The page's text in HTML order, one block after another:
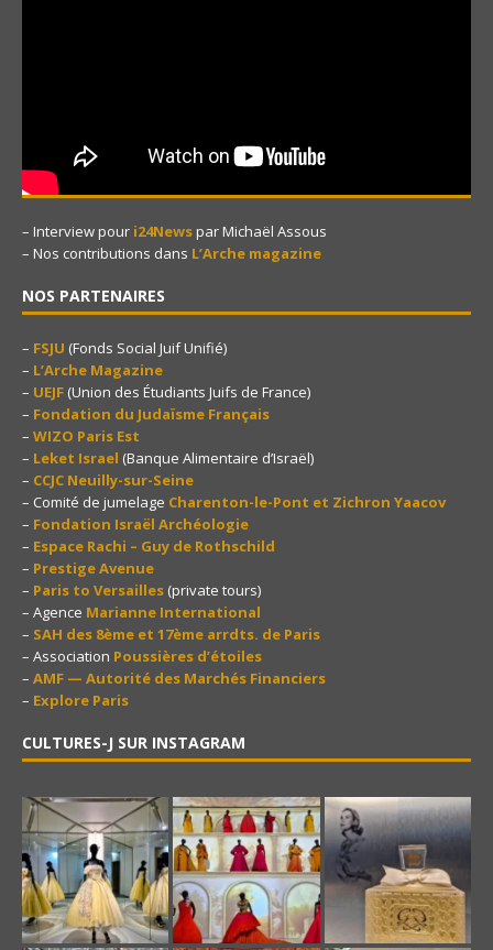
– Interview pour i24Newspar Michaël Assous
– Nos contributions dans L’Arche magazine
NOS PARTENAIRES
– FSJU (Fonds Social Juif Unifié)
– L’Arche Magazine
– UEJF (Union des Étudiants Juifs de France)
– Fondation du Judaïsme Français
– WIZO Paris Est
– Leket Israel (Banque Alimentaire d’Israël)
– CCJC Neuilly-sur-Seine
– Comité de jumelage Charenton-le-Pont et Zichron Yaacov
– Fondation Israël Archéologie
– Espace Rachi – Guy de Rothschild
– Prestige Avenue
– Paris to Versailles (private tours)
– Agence Marianne International
– SAH des 8ème et 17ème arrdts. de Paris
– Association Poussières d’étoiles
– AMF — Autorité des Marchés Financiers
– Explore Paris
CULTURES-J SUR INSTAGRAM